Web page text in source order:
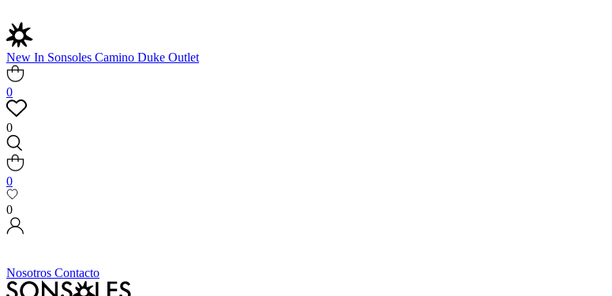
New In Sonsoles Camino Duke Outlet
0
0
0
0
Nosotros Contacto